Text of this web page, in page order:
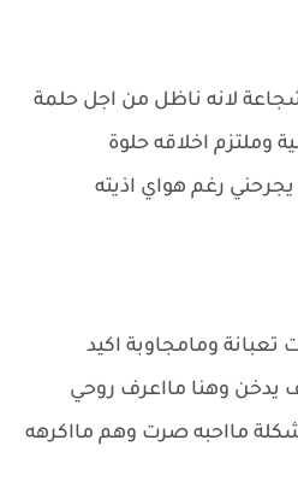
لانه ناظل من اجل حلمة
اخلاقه حلوة
رغم هواي اذيته
تعبانة ومامجاوبة اكيد
وهنا مااعرف روحي
مااحبه صرت وهم مااكرهه